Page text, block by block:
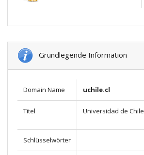
Grundlegende Information
Domain Name uchile.cl
Titel Universidad de Chile
Schlüsselwörter